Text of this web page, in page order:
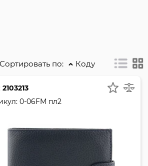
Сортировать по: Коду
2103213
0-06FM пл2